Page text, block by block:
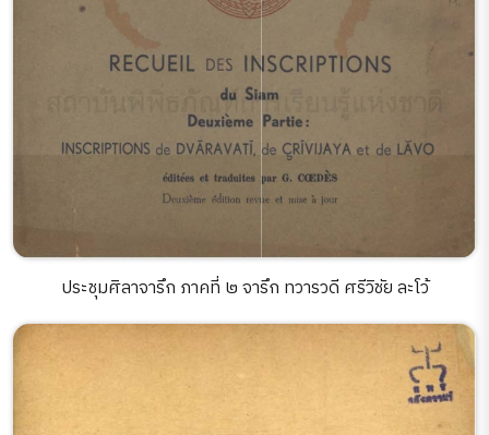
ประชุมศิลาจารึก ภาคที่ ๒ จารึก ทวารวดี ศรีวิชัย ละโว้